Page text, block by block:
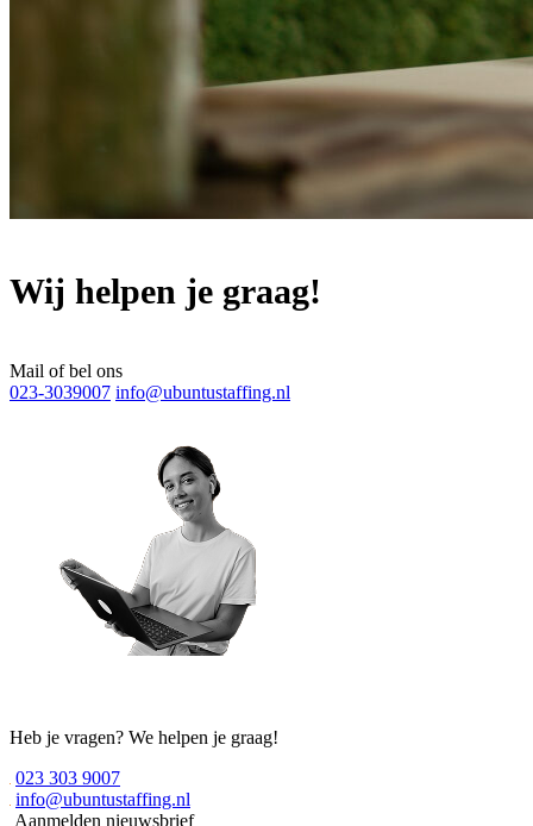
Wij helpen je graag!
Mail of bel ons
023-3039007 info@ubuntustaffing.nl
Heb je vragen? We helpen je graag!
023 303 9007
info@ubuntustaffing.nl
Aanmelden nieuwsbrief